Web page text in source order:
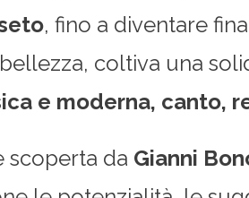
, fino a diventare
coltiva una
e moderna, canto,
scoperta da Gianni